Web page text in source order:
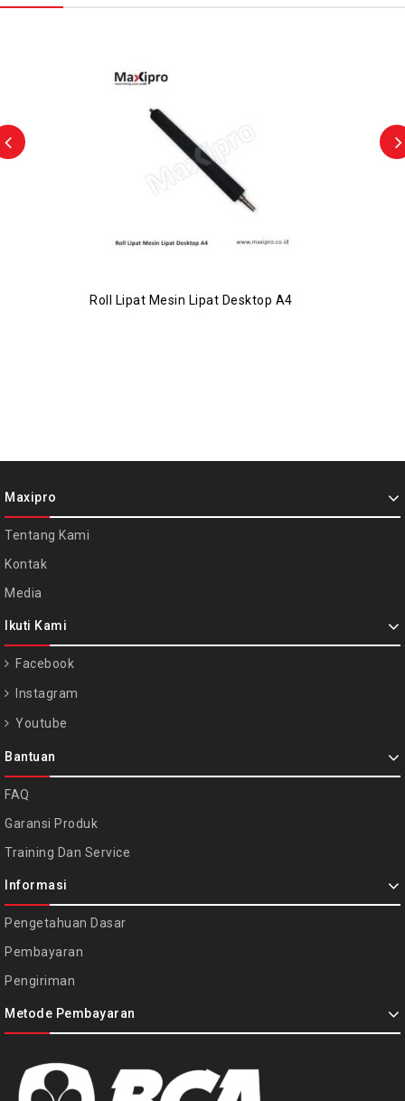
Roll Lipat Mesin Lipat Desktop A4
Maxipro
Tentang Kami
Kontak
Media
Ikuti Kami
Facebook
Instagram
Youtube
Bantuan
FAQ
Garansi Produk
Training Dan Service
Informasi
Pengetahuan Dasar
Pembayaran
Pengiriman
Metode Pembayaran